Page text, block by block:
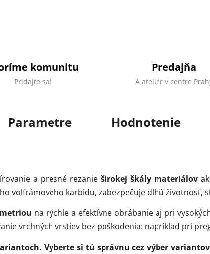
komunitu
Pridajte sa!
Predajňa
A ateliér v centre
Parametre Hodnotenie
a presné rezanie širokej škály materiálov
volfrámového karbidu, zabezpečuje dlhú životnosť,
na rýchle a efektívne obrábanie aj pri
vrchných vrstiev bez poškodenia: napríklad pri
Vyberte si tú správnu cez výber